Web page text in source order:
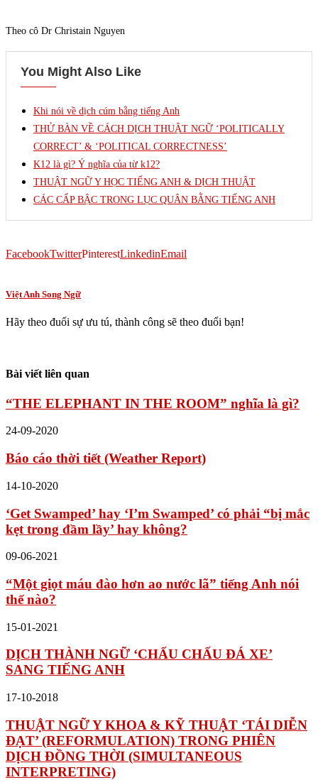
Theo cô Dr Christain Nguyen
You Might Also Like
Khi nói về dịch cúm bằng tiếng Anh
THỬ BÀN VỀ CÁCH DỊCH THUẬT NGỮ ‘POLITICALLY
CORRECT’ & ‘POLITICAL CORRECTNESS’
K12 là gì? Ý nghĩa của từ k12?
THUẬT NGỮ Y HỌC TIẾNG ANH & DỊCH THUẬT
CÁC CẤP BẬC TRONG LỤC QUÂN BẰNG TIẾNG ANH
FacebookTwitterPinterestLinkedinEmail
Việt Anh Song Ngữ
Hãy theo đuổi sự ưu tú, thành công sẽ theo đuổi bạn!
Bài viết liên quan
“THE ELEPHANT IN THE ROOM” nghĩa là gì?
24-09-2020
Báo cáo thời tiết (Weather Report)
14-10-2020
‘Get Swamped’ hay ‘I’m Swamped’ có phải “bị mắc
kẹt trong đầm lầy’ hay không?
09-06-2021
“Một giọt máu đào hơn ao nước lã” tiếng Anh nói
thế nào?
15-01-2021
DỊCH THÀNH NGỮ ‘CHẤU CHẤU ĐÁ XE’
SANG TIẾNG ANH
17-10-2018
THUẬT NGỮ Y KHOA & KỸ THUẬT ‘TÁI DIỄN
ĐẠT’ (REFORMULATION) TRONG PHIÊN
DỊCH ĐỒNG THỜI (SIMULTANEOUS
INTERPRETING)